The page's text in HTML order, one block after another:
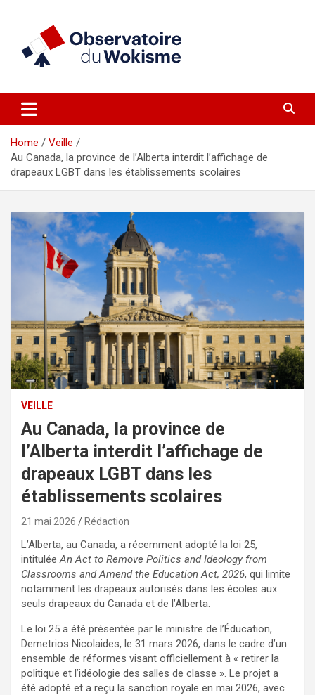
Observatoire du Wokisme
Home
Veille
Au Canada, la province de l’Alberta interdit l’affichage de
drapeaux LGBT dans les établissements scolaires
VEILLE
Au Canada, la province de
l’Alberta interdit l’affichage de
drapeaux LGBT dans les
établissements scolaires
21 mai 2026 Rédaction
L’Alberta, au Canada, a récemment adopté la loi 25,
intituléeAn Act to Remove Politics and Ideology from
Classrooms and Amend the Education Act, 2026, qui limite
notamment les drapeaux autorisés dans les écoles aux
seuls drapeaux du Canada et de l’Alberta.
Le loi 25 a été présentée par le ministre de l’Éducation,
Demetrios Nicolaides, le 31 mars 2026, dans le cadre d’un
ensemble de réformes visant officiellement à « retirer la
politique et l’idéologie des salles de classe ». Le projet a
été adopté et a reçu la sanction royale en mai 2026, avec